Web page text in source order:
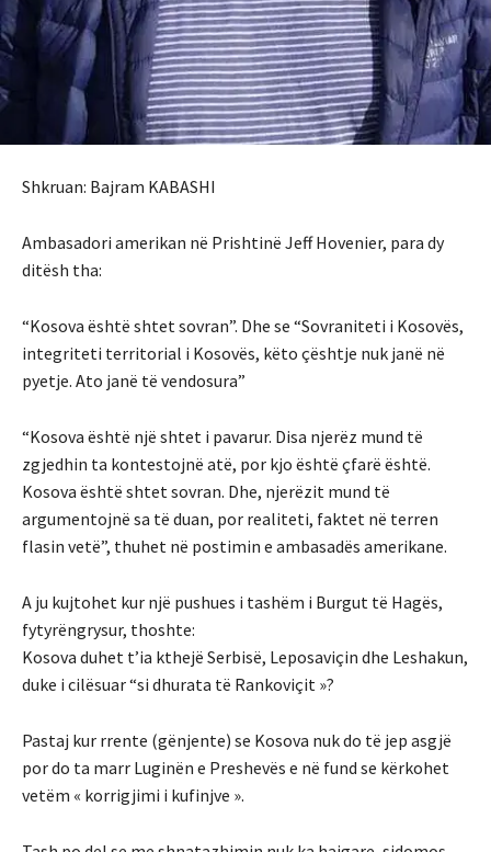
Shkruan: Bajram KABASHI
Ambasadori amerikan në Prishtinë Jeff Hovenier, para dy
ditësh tha:
“Kosova është shtet sovran”. Dhe se “Sovraniteti i Kosovës,
integriteti territorial i Kosovës, këto çështje nuk janë në
pyetje. Ato janë të vendosura”
“Kosova është një shtet i pavarur. Disa njerëz mund të
zgjedhin ta kontestojnë atë, por kjo është çfarë është.
Kosova është shtet sovran. Dhe, njerëzit mund të
argumentojnë sa të duan, por realiteti, faktet në terren
flasin vetë”, thuhet në postimin e ambasadës amerikane.
A ju kujtohet kur një pushues i tashëm i Burgut të Hagës,
fytyrëngrysur, thoshte:
Kosova duhet t’ia kthejë Serbisë, Leposaviçin dhe Leshakun,
duke i cilësuar “si dhurata të Rankoviçit »?
Pastaj kur rrente (gënjente) se Kosova nuk do të jep asgjë
por do ta marr Luginën e Preshevës e në fund se kërkohet
vetëm « korrigjimi i kufinjve ».